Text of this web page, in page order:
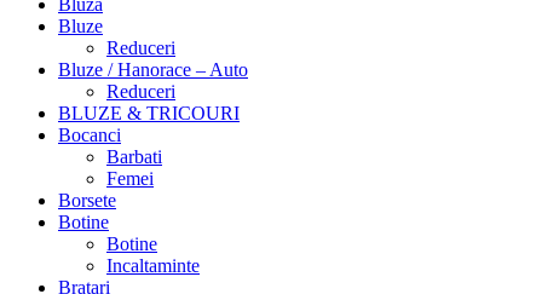
Bluza
Bluze
Reduceri
Bluze / Hanorace – Auto
Reduceri
BLUZE & TRICOURI
Bocanci
Barbati
Femei
Borsete
Botine
Botine
Incaltaminte
Bratari